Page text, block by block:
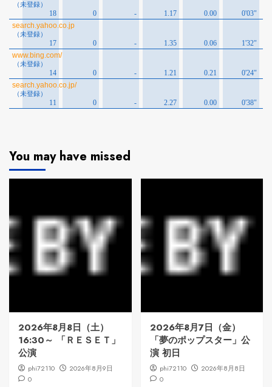
You may have missed
2026年8月8日（土）
16:30～ 「ＲＥＳＥＴ」
公演
phi72110
2026年8月9日
0
2026年8月7日（金）
「夢のポップスター」公
演 初日
phi72110
2026年8月8日
0